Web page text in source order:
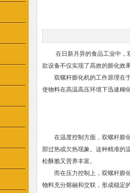
在日新月异的食品工业中，双
款设备不仅实现了高效的膨化效
双螺杆膨化机的工作原理在于
使物料在高温高压环境下迅速糊
在温度控制方面，双螺杆膨化
部过热或欠热现象。这种精准的
松酥脆又营养丰富。
而在压力控制上，双螺杆膨化
物料充分熔融和交联，形成稳定